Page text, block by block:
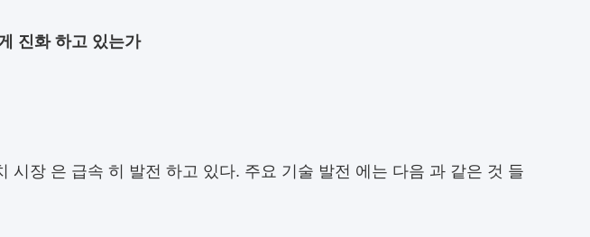
진화 하고 있는가
시장 은 급속 히 발전 하고 있다. 주요 기술 발전 에는 다음 과 같은 것 들